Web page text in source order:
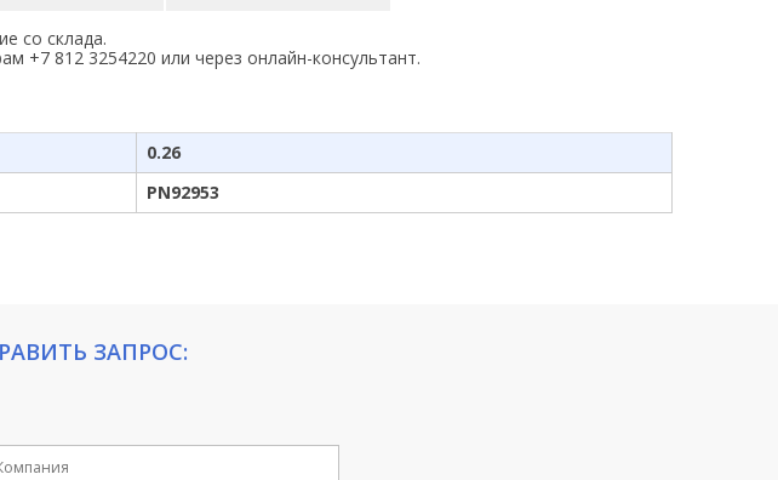
со склада.
812 3254220 или через онлайн-консультант.
0.26
PN92953
ЗАПРОС: